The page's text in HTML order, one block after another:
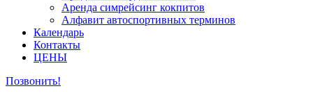
Аренда симрейсинг кокпитов
Алфавит автоспортивных терминов
Календарь
Контакты
ЦЕНЫ
Позвонить!